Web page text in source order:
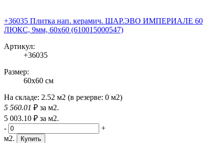
+36035 Плитка нап. керамич. ШАР.ЭВО ИМПЕРИАЛЕ 60
ЛЮКС, 9мм, 60x60 (610015000547)
Артикул:
+36035
Размер:
60x60 см
На складе: 2.52 м2 (в резерве: 0 м2)
5 560.01 ₽ за м2.
5 003.10 ₽ за м2.
-
+
м2.
Купить